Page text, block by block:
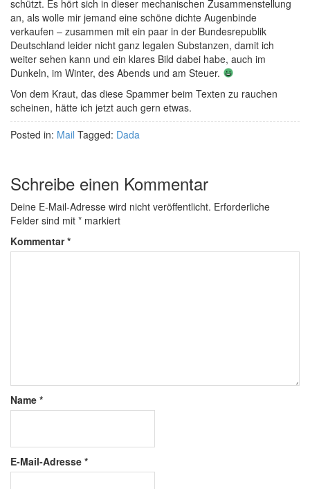
schützt. Es hört sich in dieser mechanischen Zusammenstellung
an, als wolle mir jemand eine schöne dichte Augenbinde
verkaufen – zusammen mit ein paar in der Bundesrepublik
Deutschland leider nicht ganz legalen Substanzen, damit ich
weiter sehen kann und ein klares Bild dabei habe, auch im
Dunkeln, im Winter, des Abends und am Steuer.
Von dem Kraut, das diese Spammer beim Texten zu rauchen
scheinen, hätte ich jetzt auch gern etwas.
Posted in: Mail Tagged: Dada
Schreibe einen Kommentar
Deine E-Mail-Adresse wird nicht veröffentlicht. Erforderliche
Felder sind mit * markiert
Kommentar*
Name *
E-Mail-Adresse *